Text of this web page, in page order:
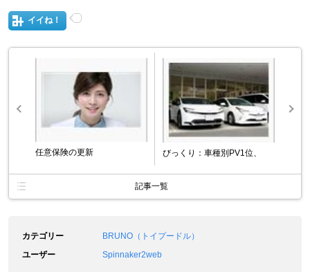
イイね！
任意保険の更新 びっくり：車種別PV1位、
記事一覧
カテゴリー
BRUNO（トイプードル）
ユーザー
Spinnaker2web